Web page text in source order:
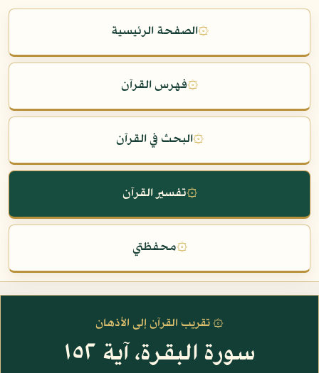
۞الصفحة الرئيسية
۞فهرس القرآن
۞البحث في القرآن
۞تفسير القرآن
۞محفظتي
۞ تقريب القرآن إلى الأذهان
سورة البقرة، آية ١٥٢